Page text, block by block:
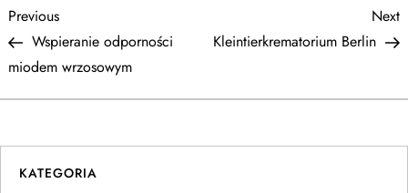
N
a
w
i
Previous
Post
Previous
Wspieranie odporności
miodem wrzosowym
Next
Kleintierkrematorium Berlin
KATEGORIA